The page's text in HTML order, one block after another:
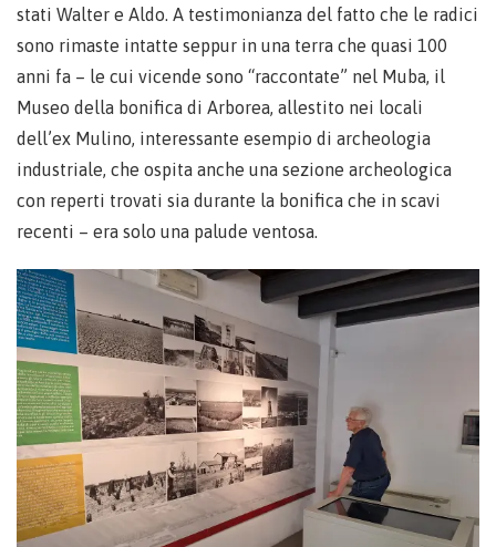
stati Walter e Aldo. A testimonianza del fatto che le radici
sono rimaste intatte seppur in una terra che quasi 100
anni fa – le cui vicende sono “raccontate” nel Muba, il
Museo della bonifica di Arborea, allestito nei locali
dell’ex Mulino, interessante esempio di archeologia
industriale, che ospita anche una sezione archeologica
con reperti trovati sia durante la bonifica che in scavi
recenti – era solo una palude ventosa.